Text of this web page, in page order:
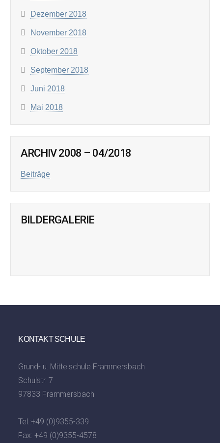
Dezember 2018
November 2018
Oktober 2018
September 2018
Juni 2018
Mai 2018
ARCHIV 2008 – 04/2018
Beiträge
BILDERGALERIE
KONTAKT SCHULE
Grund- u. Mittelschule Frammersbach
Schulstr. 7
97833 Frammersbach
Tel.:+49 (0)9355-339
Fax: +49 (0)9355-4578